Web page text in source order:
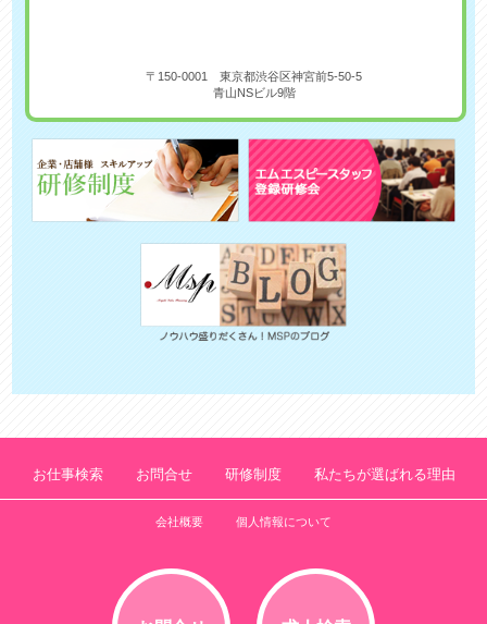
〒150-0001 東京都渋谷区神宮前5-50-5
青山NSビル9階
お仕事検索 お問合せ 研修制度 私たちが選ばれる理由
会社概要 個人情報について